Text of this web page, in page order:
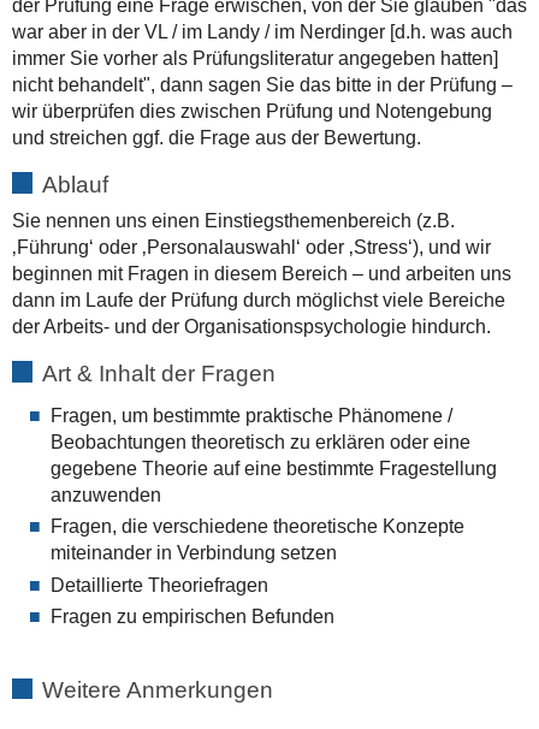
der Prüfung eine Frage erwischen, von der Sie glauben "das
war aber in der VL / im Landy / im Nerdinger [d.h. was auch
immer Sie vorher als Prüfungsliteratur angegeben hatten]
nicht behandelt", dann sagen Sie das bitte in der Prüfung –
wir überprüfen dies zwischen Prüfung und Notengebung
und streichen ggf. die Frage aus der Bewertung.
Ablauf
Sie nennen uns einen Einstiegsthemenbereich (z.B.
‚Führung‘ oder ‚Personalauswahl‘ oder ‚Stress‘), und wir
beginnen mit Fragen in diesem Bereich – und arbeiten uns
dann im Laufe der Prüfung durch möglichst viele Bereiche
der Arbeits- und der Organisationspsychologie hindurch.
Art & Inhalt der Fragen
Fragen, um bestimmte praktische Phänomene /
Beobachtungen theoretisch zu erklären oder eine
gegebene Theorie auf eine bestimmte Fragestellung
anzuwenden
Fragen, die verschiedene theoretische Konzepte
miteinander in Verbindung setzen
Detaillierte Theoriefragen
Fragen zu empirischen Befunden
Weitere Anmerkungen